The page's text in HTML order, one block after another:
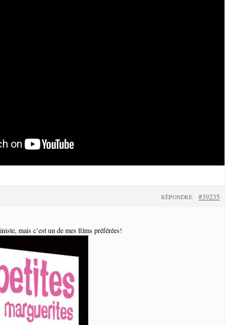
#39235
RÉPONDRE
mais c’est un de mes films préférées!